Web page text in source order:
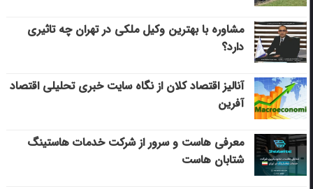
مشاوره با بهترین وکیل ملکی در تهران چه تاثیری
دارد؟
آنالیز اقتصاد کلان از نگاه سایت خبری تحلیلی اقتصاد
آفرین
معرفی هاست و سرور از شرکت خدمات هاستینگ
شتابان هاست